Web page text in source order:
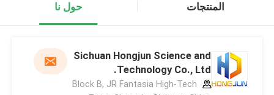
المنتجات حول نا
Sichuan Hongjun Science and
Technology Co., Ltd.
Block B, JR Fantasia High-Tech